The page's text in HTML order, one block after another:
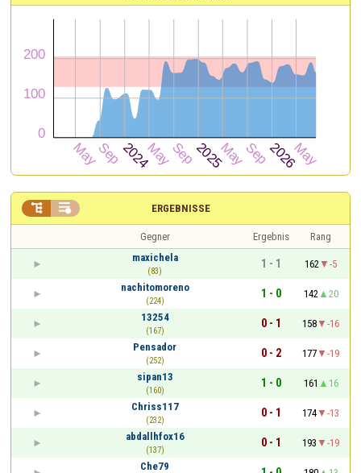
ERGEBNISSE
 
Gegner Ergebnis
Rang
maxichela
(83)
1 - 1 162
-5
nachitomoreno
(224)
1 - 0 142
20
13254
(167)
0 - 1 158
-16
Pensador
(252)
0 - 2 177
-19
sipan13
(160)
1 - 0 161
16
Chriss117
(232)
0 - 1 174
-13
abdallhfox16
(137)
0 - 1 193
-19
Che79